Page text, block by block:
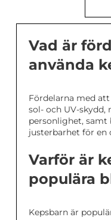
Vad är
använda
Fördelarna med
sol- och UV-
personlighet,
justerbarhet för en
Varför är
populära
Kepsbarn är